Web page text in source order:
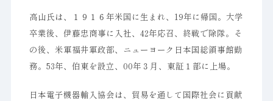
高山氏は、１９１６年米国に生まれ、19年に帰国。大学
卒業後、伊藤忠商事に入社、42年応召、終戦で除隊。そ
の後、米軍福井軍政部、ニューヨーク日本国総領事館勤
務。53年、伯東を設立、00年３月、東証１部に上場。
日本電子機器輸入協会は、貿易を通して国際社会に貢献